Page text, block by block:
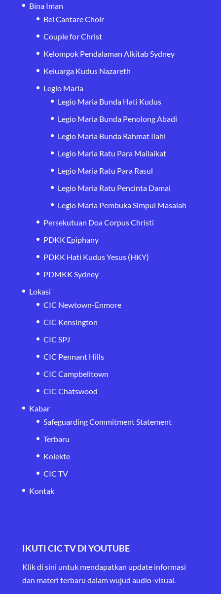
Bina Iman
Bel Cantare Choir
Couple for Christ
Kelompok Pendalaman Alkitab Sydney
Keluarga Kudus Nazareth
Legio Maria
Legio Maria Bunda Hati Kudus
Legio Maria Bunda Penolong Abadi
Legio Maria Bunda Rahmat Ilahi
Legio Maria Ratu Para Mailaikat
Legio Maria Ratu Para Rasul
Legio Maria Ratu Pencinta Damai
Legio Maria Pembuka Simpul Masalah
Persekutuan Doa Corpus Christi
PDKK Epiphany
PDKK Hati Kudus Yesus (HKY)
PDMKK Sydney
Lokasi
CIC Newtown-Enmore
CIC Kensington
CIC SPJ
CIC Pennant Hills
CIC Campbelltown
CIC Chatswood
Kabar
Safeguarding Commitment Statement
Terbaru
Kolekte
CIC TV
Kontak
IKUTI CIC TV DI YOUTUBE
Klik di sini untuk mendapatkan update informasi
dan materi terbaru dalam wujud audio-visual.